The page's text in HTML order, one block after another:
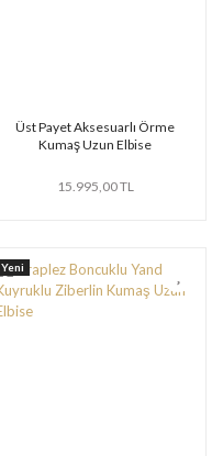
Üst Payet Aksesuarlı Örme
Kumaş Uzun Elbise
15.995,00 TL
Yeni